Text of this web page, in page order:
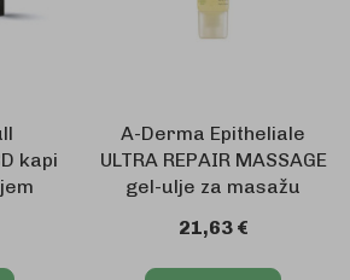
kapi
A-Derma Epitheliale
ULTRA REPAIR MASSAGE
gel-ulje za masažu
21,63 €